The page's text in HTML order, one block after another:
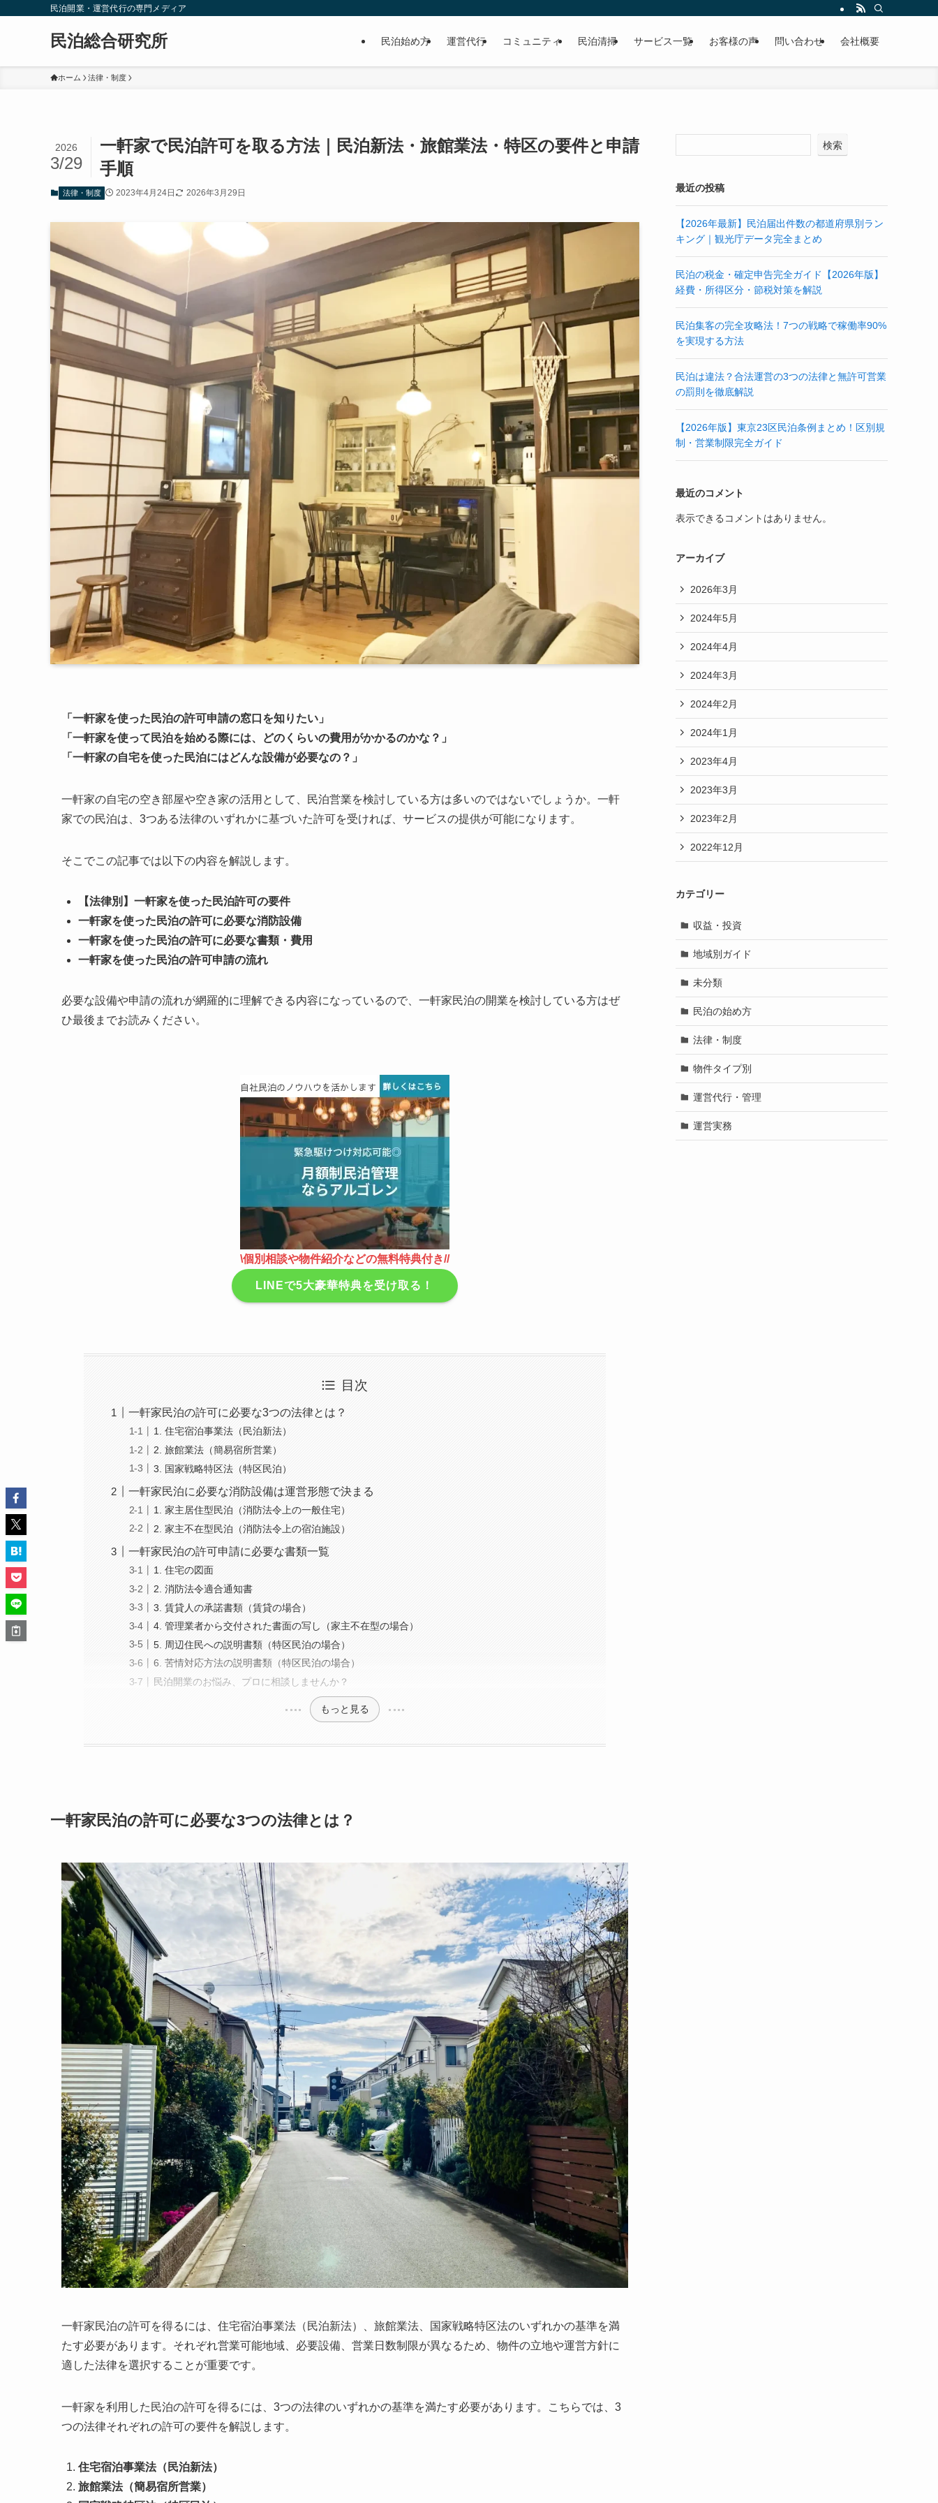
民泊開業・運営代行の専門メディア
民泊総合研究所 民泊始め方 運営代行 コミュニティ 民泊清掃 サービス一覧 お客様の声 問い合わせ 会社概要
ホーム 法律・制度
一軒家で民泊許可を取る方法｜民泊新法・旅館業法・特区の要件と申請
手順
2026
3/29
法律・制度 2023年4月24日 2026年3月29日
「一軒家を使った民泊の許可申請の窓口を知りたい」
「一軒家を使って民泊を始める際には、どのくらいの費用がかかるのかな？」
「一軒家の自宅を使った民泊にはどんな設備が必要なの？」
一軒家の自宅の空き部屋や空き家の活用として、民泊営業を検討している方は多いのではないでしょうか。一軒
家での民泊は、3つある法律のいずれかに基づいた許可を受ければ、サービスの提供が可能になります。
そこでこの記事では以下の内容を解説します。
【法律別】一軒家を使った民泊許可の要件
一軒家を使った民泊の許可に必要な消防設備
一軒家を使った民泊の許可に必要な書類・費用
一軒家を使った民泊の許可申請の流れ
必要な設備や申請の流れが網羅的に理解できる内容になっているので、一軒家民泊の開業を検討している方はぜ
ひ最後までお読みください。
\個別相談や物件紹介などの無料特典付き//
LINEで5大豪華特典を受け取る！
目次
一軒家民泊の許可に必要な3つの法律とは？
1. 住宅宿泊事業法（民泊新法）
2. 旅館業法（簡易宿所営業）
3. 国家戦略特区法（特区民泊）
一軒家民泊に必要な消防設備は運営形態で決まる
1. 家主居住型民泊（消防法令上の一般住宅）
2. 家主不在型民泊（消防法令上の宿泊施設）
一軒家民泊の許可申請に必要な書類一覧
1. 住宅の図面
2. 消防法令適合通知書
3. 賃貸人の承諾書類（賃貸の場合）
4. 管理業者から交付された書面の写し（家主不在型の場合）
5. 周辺住民への説明書類（特区民泊の場合）
6. 苦情対応方法の説明書類（特区民泊の場合）
民泊開業のお悩み、プロに相談しませんか？
もっと見る
一軒家民泊の許可に必要な3つの法律とは？
一軒家民泊の許可を得るには、住宅宿泊事業法（民泊新法）、旅館業法、国家戦略特区法のいずれかの基準を満
たす必要があります。それぞれ営業可能地域、必要設備、営業日数制限が異なるため、物件の立地や運営方針に
適した法律を選択することが重要です。
一軒家を利用した民泊の許可を得るには、3つの法律のいずれかの基準を満たす必要があります。こちらでは、3
つの法律それぞれの許可の要件を解説します。
住宅宿泊事業法（民泊新法）
旅館業法（簡易宿所営業）
検索
最近の投稿
【2026年最新】民泊届出件数の都道府県別ラン
キング｜観光庁データ完全まとめ
民泊の税金・確定申告完全ガイド【2026年版】
経費・所得区分・節税対策を解説
民泊集客の完全攻略法！7つの戦略で稼働率90%
を実現する方法
民泊は違法？合法運営の3つの法律と無許可営業
の罰則を徹底解説
【2026年版】東京23区民泊条例まとめ！区別規
制・営業制限完全ガイド
最近のコメント
表示できるコメントはありません。
アーカイブ
2026年3月
2024年5月
2024年4月
2024年3月
2024年2月
2024年1月
2023年4月
2023年3月
2023年2月
2022年12月
カテゴリー
収益・投資
地域別ガイド
未分類
民泊の始め方
法律・制度
物件タイプ別
運営代行・管理
運営実務